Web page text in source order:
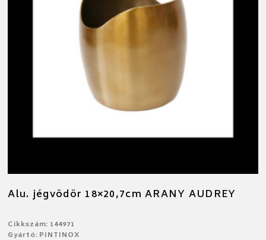
Alu. jégvödör 18×20,7cm ARANY AUDREY
Cikkszám: 144971
Gyártó: PINTINOX